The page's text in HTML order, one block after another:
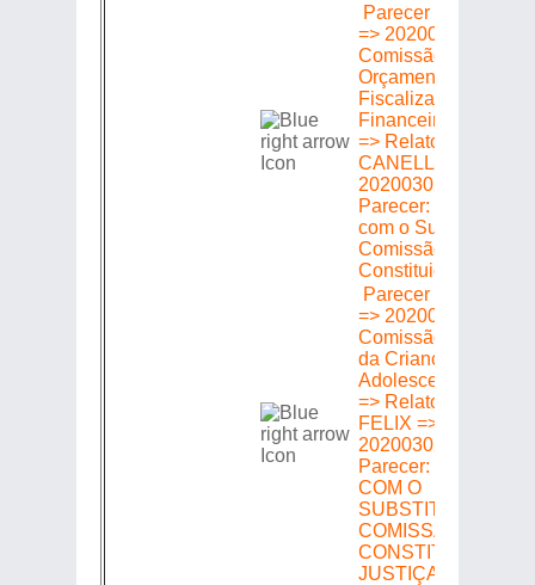
Parecer em
=> 20200302178 =>
Comissão de
Orçamento Finanças
Fiscalização
Financeira e
=> Relator: MARCIO
CANELLA =>
20200302178 =>
Parecer: Favorável
com o Substitutivo
Comissão de
Constituição e
Parecer em
=> 20200302178 =>
Comissão de
da Criança do
Adolescente e do
=> Relator:
FELIX => Emenda
20200302178 =>
Parecer:
COM O
SUBSTITUTIVO DA
COMISSÃO DE
CONSTITUIÇÃO E
JUSTIÇA